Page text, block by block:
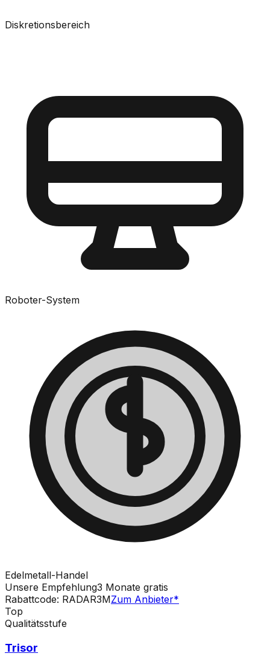
Diskretionsbereich
Roboter-System
Edelmetall-Handel
Unsere Empfehlung3 Monate gratis
Rabattcode: RADAR3MZum Anbieter*
Top
Qualitätsstufe
Trisor